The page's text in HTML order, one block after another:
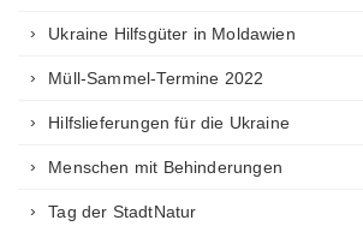
Ukraine Hilfsgüter in Moldawien
Müll-Sammel-Termine 2022
Hilfslieferungen für die Ukraine
Menschen mit Behinderungen
Tag der StadtNatur